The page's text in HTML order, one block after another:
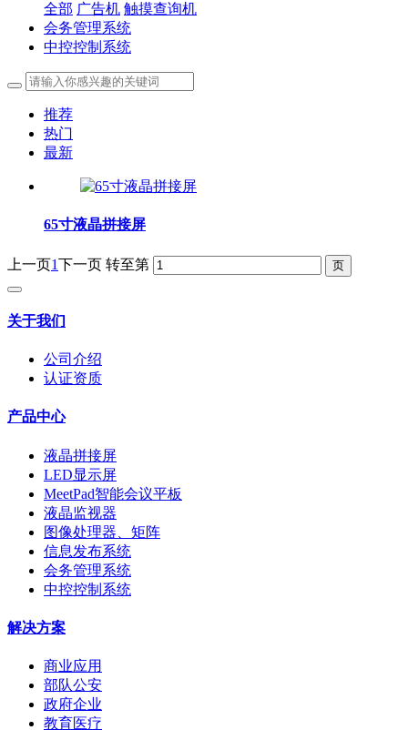
全部 广告机 触摸查询机
会务管理系统
中控控制系统
推荐
热门
最新
65寸液晶拼接屏
上一页1下一页 转至第
关于我们
公司介绍
认证资质
产品中心
液晶拼接屏
LED显示屏
MeetPad智能会议平板
液晶监视器
图像处理器、矩阵
信息发布系统
会务管理系统
中控控制系统
解决方案
商业应用
部队公安
政府企业
教育医疗